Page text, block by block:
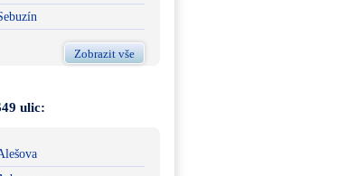
Zobrazit vše
ulic: